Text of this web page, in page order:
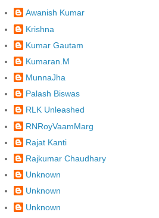
Awanish Kumar
Krishna
Kumar Gautam
Kumaran.M
MunnaJha
Palash Biswas
RLK Unleashed
RNRoyVaamMarg
Rajat Kanti
Rajkumar Chaudhary
Unknown
Unknown
Unknown